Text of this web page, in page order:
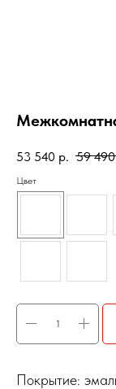
53 540 р. 59 490
Цвет
Покрытие: